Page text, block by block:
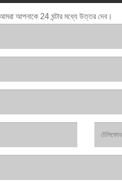
আমরা আপনাকে 24 ঘন্টার মধ্যে উত্তর দেব।